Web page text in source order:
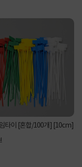
[컴잇] 네임타이 [혼합/100개] [10cm]